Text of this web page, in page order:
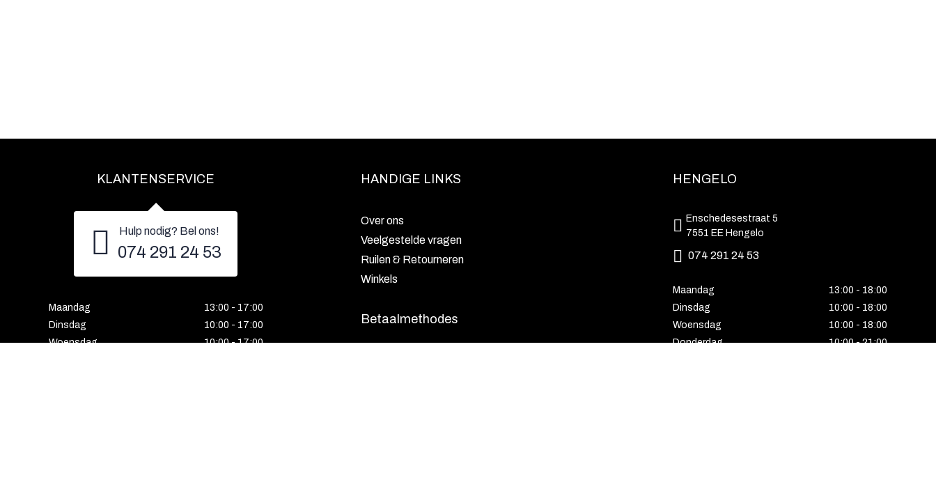
KLANTENSERVICE
Hulp nodig? Bel ons!
074 291 24 53
Maandag
13:00 - 17:00
Dinsdag
10:00 - 17:00
Woensdag
10:00 - 17:00
HANDIGE LINKS
Over ons
Veelgestelde vragen
Ruilen & Retourneren
Winkels
Betaalmethodes
HENGELO
Enschedesestraat 5
7551 EE Hengelo
074 291 24 53
Maandag
13:00 - 18:00
Dinsdag
10:00 - 18:00
Woensdag
10:00 - 18:00
Donderdag
10:00 - 21:00